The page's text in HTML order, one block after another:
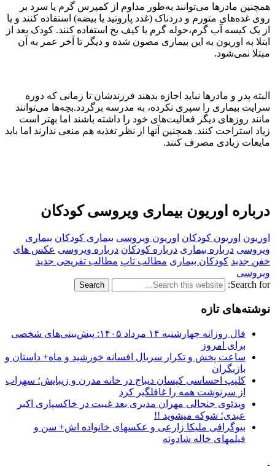
همچنین مادر‌ها می‌توانند به‌طور مداوم از کمپرس گرم یا سرد بر
روی غده‌های متورم و دردناک (غدد پاروتید یا بیضه) استفاده کنند و یا
از یک کیسه آب گرم،‌حوله گرم یا کیف یخ استفاده کنند. کودک بعد از
ابتلا به اوریون به این بیماری مصون شده و دیگر تا آخر عمر به آن
مبتلا نمی‌شود.
البته پدر و مادر‌ها نباید اجازه بدهند فرزند‌شان تا زمانی که دوره
سرایت بیماری را سپری نکرده، به مدرسه برگردد.بچه‌ها می‌توانند
مانند روز‌های دیگر فعالیت‌های خود را داشته باشند اما بهتر است
زیاد استراحت کنند. همچنین آنها از نظر تغذیه هم منعی ندارند اما باید
مایعات زیادی مصرف کنند.
درباره اوریون بیماری ویروسی کودکان
اوریون اوریون کودکان اوریون ویروسی بیماری کودکان بیماری
ویروسی درباره بیماری درباره کودکان درباره ویروسی عکس های
خفن جدید کودکان بیماری مطالب تاپ مطالب تفریحی جدید
ویروسی
Search for:
نوشته‌های تازه
فال روزانه چهارشنبه ۱۴ مرداد ۱۴۰۵: پیش‌بینی‌های شخصی
برای امروز
ساعت پخش و تکرار سریال افسانه خورشید و ماه+ داستان و
بازیگران
کلیپ احساسی کیسان دیباج در خانه مدرن و زیبایش؛ سهراب
از سرنوشت همه را غافلگیر کرد
ویدئوی جنجالی مهران مدیری بعد غیبت در خاکسپاری اکبر
عبدی؛ شوکه میشوید !!
بیوگرافی ملیکا زارعی و عکسهای خانواده اش+ سن و
فیلمهای خاله شادونه
.